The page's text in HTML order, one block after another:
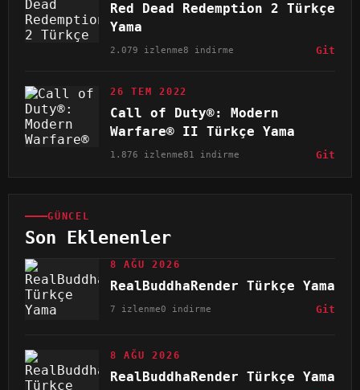
Red Dead Redemption 2 Türkçe
Yama
2.079 izlenme8 indirme Git
26 TEM 2022
Call of Duty®: Modern
Warfare® II Türkçe Yama
1.876 izlenme81 indirme Git
GÜNCEL
Son Eklenenler
8 AĞU 2026
RealBuddhaRender Türkçe Yama
7 izlenme0 indirme Git
8 AĞU 2026
RealBuddhaRender Türkçe Yama